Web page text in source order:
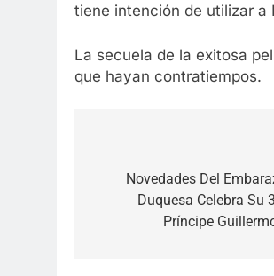
tiene intención de utilizar a
La secuela de la exitosa
que hayan contratiempos.
entradas
Novedades Del
Duquesa Celebra Su
Príncipe